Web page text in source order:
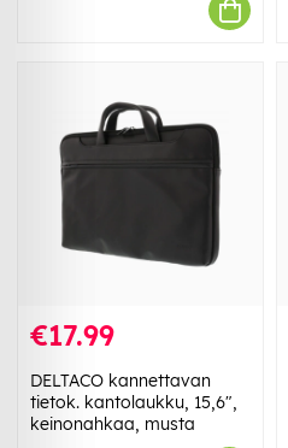
€17.99
DELTACO kannettavan
tietok. kantolaukku, 15,6",
keinonahkaa, musta